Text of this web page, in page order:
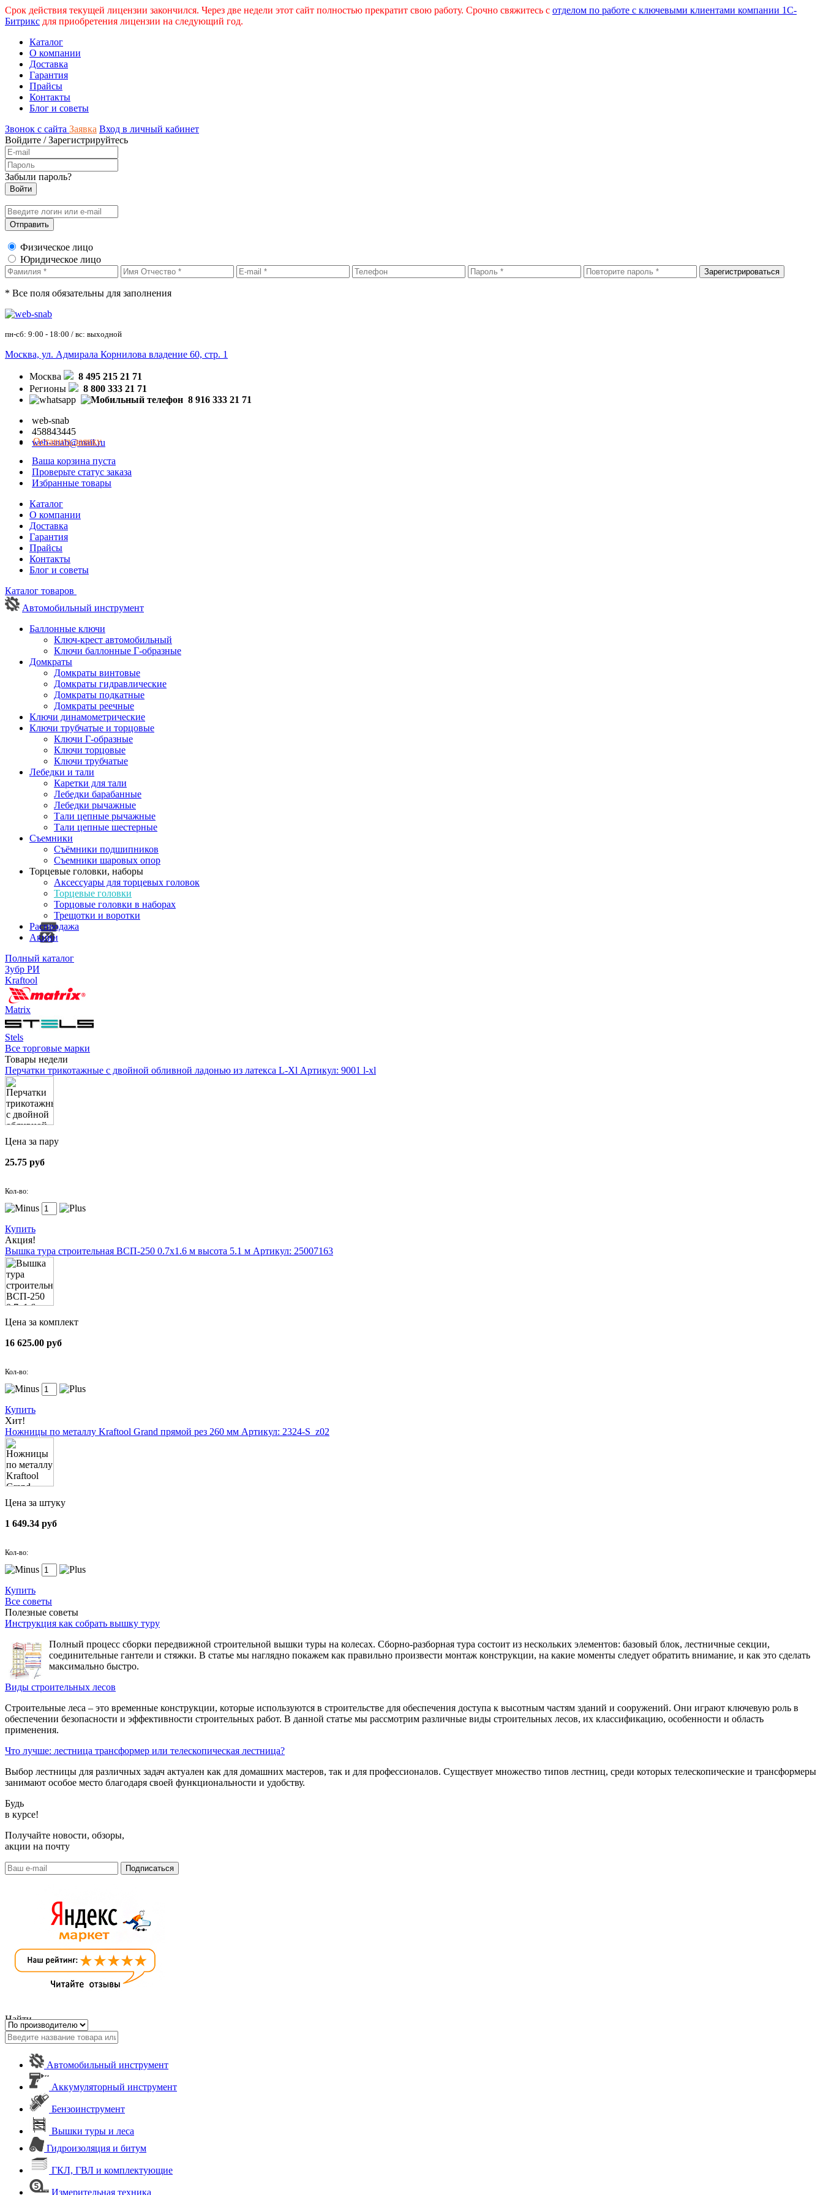
Срок действия текущей лицензии закончился. Через две недели этот сайт полностью прекратит свою работу. Срочно свяжитесь с отделом по работе с ключевыми клиентами компании 1С-
Битрикс для приобретения лицензии на следующий год.
Каталог
О компании
Доставка
Гарантия
Прайсы
Контакты
Блог и советы
Звонок с сайта Заявка Вход в личный кабинет
Войдите /Зарегистрируйтесь
Забыли пароль?
Физическое лицо
Юридическое лицо
* Все поля обязательны для заполнения
пн-сб: 9:00 - 18:00 / вс: выходной
Москва, ул. Адмирала Корнилова владение 60, стр. 1
Москва
8 495 215 21 71
Регионы
8 800 333 21 71
8 916 333 21 71
web-snab
458843445
web-snab@mail.ru
Оставить заявку
Ваша корзина пуста
Проверьте статус заказа
Избранные товары
Каталог
О компании
Доставка
Гарантия
Прайсы
Контакты
Блог и советы
Каталог товаров
Автомобильный инструмент
Баллонные ключи
Ключ-крест автомобильный
Ключи баллонные Г-образные
Домкраты
Домкраты винтовые
Домкраты гидравлические
Домкраты подкатные
Домкраты реечные
Ключи динамометрические
Ключи трубчатые и торцовые
Ключи Г-образные
Ключи торцовые
Ключи трубчатые
Лебедки и тали
Каретки для тали
Лебедки барабанные
Лебедки рычажные
Тали цепные рычажные
Тали цепные шестерные
Съемники
Съёмники подшипников
Съемники шаровых опор
Торцевые головки, наборы
Аксессуары для торцевых головок
Торцевые головки
Торцовые головки в наборах
Трещотки и воротки
Распродажа
Акции
Полный каталог
Зубр РИ
Kraftool
Matrix
Stels
Все торговые марки
Товары недели
Перчатки трикотажные с двойной обливной ладонью из латекса L-Xl Артикул: 9001 l-xl
Цена за пару
25.75 руб
Кол-во:
Купить
Акция!
Вышка тура строительная ВСП-250 0.7х1.6 м высота 5.1 м Артикул: 25007163
Цена за комплект
16 625.00 руб
Кол-во:
Купить
Хит!
Ножницы по металлу Kraftool Grand прямой рез 260 мм Артикул: 2324-S_z02
Цена за штуку
1 649.34 руб
Кол-во:
Купить
Все советы
Полезные советы
Инструкция как собрать вышку туру
Полный процесс сборки передвижной строительной вышки туры на колесах. Сборно-разборная тура состоит из нескольких элементов: базовый блок, лестничные секции,
соединительные гантели и стяжки. В статье мы наглядно покажем как правильно произвести монтаж конструкции, на какие моменты следует обратить внимание, и как это сделать
максимально быстро.
Виды строительных лесов
Строительные леса – это временные конструкции, которые используются в строительстве для обеспечения доступа к высотным частям зданий и сооружений. Они играют ключевую роль в
обеспечении безопасности и эффективности строительных работ. В данной статье мы рассмотрим различные виды строительных лесов, их классификацию, особенности и область
применения.
Что лучше: лестница трансформер или телескопическая лестница?
Выбор лестницы для различных задач актуален как для домашних мастеров, так и для профессионалов. Существует множество типов лестниц, среди которых телескопические и трансформеры
занимают особое место благодаря своей функциональности и удобству.
Будь
в курсе!
Получайте новости, обзоры,
акции на почту
Найти
Автомобильный инструмент
Аккумуляторный инструмент
Бензоинструмент
Вышки туры и леса
Гидроизоляция и битум
ГКЛ, ГВЛ и комплектующие
Измерительная техника